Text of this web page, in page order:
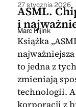
27 stycznia 2026
ASML.
i
Marc Hijink
Książka
to jedna z
zmieniają
technologii.